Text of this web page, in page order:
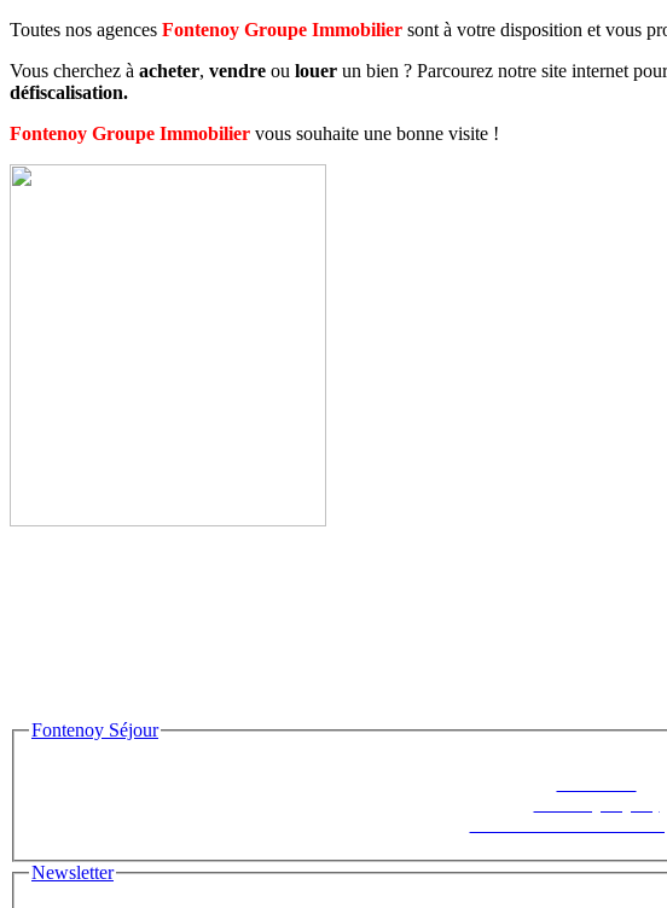
Toutes nos agences Fontenoy Groupe Immobilier sont à votre disposition et vous
Vous cherchez à acheter, vendre ou louer un bien ? Parcourez notre site internet
défiscalisation.
Fontenoy Groupe Immobilier vous souhaite une bonne visite !
Fontenoy Séjour
Newsletter